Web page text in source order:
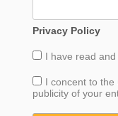
Privacy Policy
I have read
I concent to
publicity of your